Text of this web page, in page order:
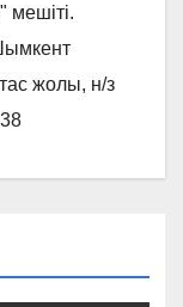
мешіті.
жолы, н/з